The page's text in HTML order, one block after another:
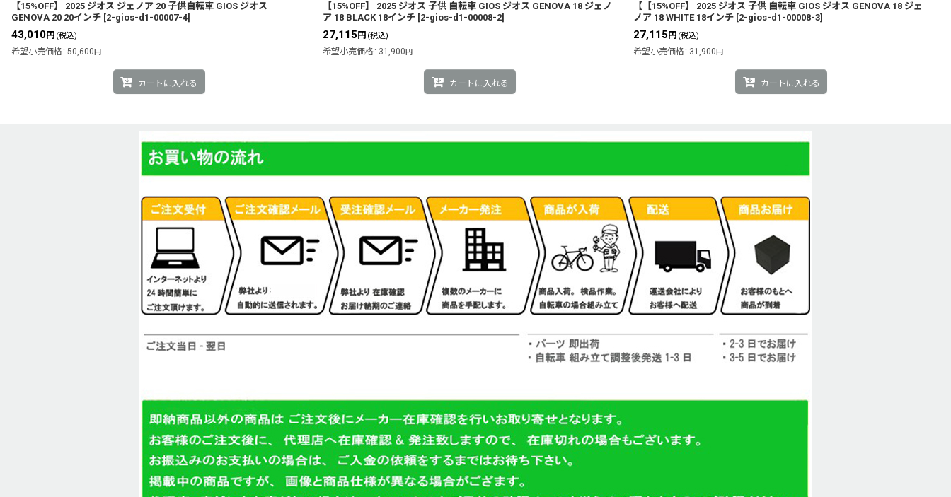
【15%OFF】 2025 ジオス ジェノア 20 子供自転車 GIOS ジオス
GENOVA 20 20インチ [2-gios-d1-00007-4]
43,010円 (税込)
希望小売価格 : 50,600円
カートに入れる
【15%OFF】 2025 ジオス 子供 自転車 GIOS ジオス GENOVA 18 ジェノ
ア 18 BLACK 18インチ [2-gios-d1-00008-2]
27,115 円 (税込)
希望小売価格 : 31,900円
カートに入れる
【【15%OFF】 2025 ジオス 子供 自転車 GIOS ジオス GENOVA 18 ジェ
ノア 18 WHITE 18インチ [2-gios-d1-00008-3]
27,115 円 (税込)
希望小売価格 : 31,900円
カートに入れる